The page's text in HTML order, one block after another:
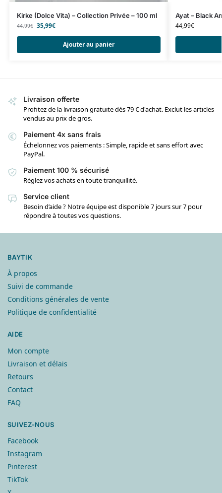
Kirke (Dolce Vita) – Collection Privée – 100 ml
44,99€ 35,99€
Ajouter au panier
Ayat – Black
44,99€
Livraison offerte
Profitez de la livraison gratuite dès 79 € d'achat. Exclut les articles
vendus au prix de gros.
Paiement 4x sans frais
Échelonnez vos paiements : Simple, rapide et sans effort avec
PayPal.
Paiement 100 % sécurisé
Réglez vos achats en toute tranquillité.
Service client
Besoin d’aide ? Notre équipe est disponible 7 jours sur 7 pour
répondre à toutes vos questions.
BAYTIK
À propos
Suivi de commande
Conditions générales de vente
Politique de confidentialité
AIDE
Mon compte
Livraison et délais
Retours
Contact
FAQ
SUIVEZ-NOUS
Facebook
Instagram
Pinterest
TikTok